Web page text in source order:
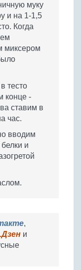
муку
и на 1-1,5
Когда
миксером
тесто
конце -
ставим в
час.
вводим
и
,
и